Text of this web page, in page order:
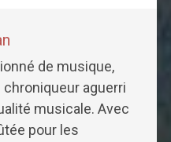
de musique,
chroniqueur aguerri
musicale. Avec
pour les